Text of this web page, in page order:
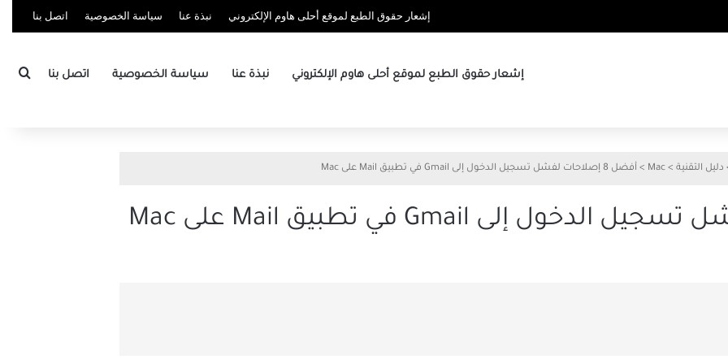
إشعار حقوق الطبع لموقع أحلى هاوم الإلكتروني نبذة عنا سياسة الخصوصية اتصل بنا
إشعار حقوق الطبع لموقع أحلى هاوم الإلكتروني نبذة عنا سياسة الخصوصية اتصل بنا
دليل التقنية >
Mac
> أفضل 8 إصلاحات لفشل تسجيل الدخول إلى Gmail في تطبيق Mail على Mac